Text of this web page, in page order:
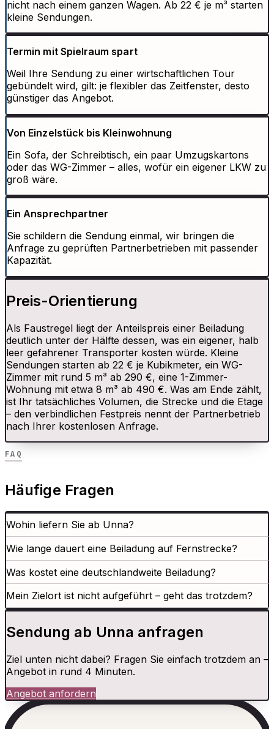
nicht nach einem ganzen Wagen. Ab 22 € je m³ starten
kleine Sendungen.
Termin mit Spielraum spart
Weil Ihre Sendung zu einer wirtschaftlichen Tour
gebündelt wird, gilt: je flexibler das Zeitfenster, desto
günstiger das Angebot.
Von Einzelstück bis Kleinwohnung
Ein Sofa, der Schreibtisch, ein paar Umzugskartons
oder das WG-Zimmer – alles, wofür ein eigener LKW zu
groß wäre.
Ein Ansprechpartner
Sie schildern die Sendung einmal, wir bringen die
Anfrage zu geprüften Partnerbetrieben mit passender
Kapazität.
Preis-Orientierung
Als Faustregel liegt der Anteilspreis einer Beiladung
deutlich unter der Hälfte dessen, was ein eigener, halb
leer gefahrener Transporter kosten würde. Kleine
Sendungen starten ab 22 € je Kubikmeter, ein WG-
Zimmer mit rund 5 m³ ab 290 €, eine 1-Zimmer-
Wohnung mit etwa 8 m³ ab 490 €. Was am Ende zählt,
ist Ihr tatsächliches Volumen, die Strecke und die Etage
– den verbindlichen Festpreis nennt der Partnerbetrieb
nach Ihrer kostenlosen Anfrage.
FAQ
Häufige Fragen
Wohin liefern Sie ab Unna?
Wie lange dauert eine Beiladung auf Fernstrecke?
Was kostet eine deutschlandweite Beiladung?
Mein Zielort ist nicht aufgeführt – geht das trotzdem?
Sendung ab Unna anfragen
Ziel unten nicht dabei? Fragen Sie einfach trotzdem an –
Angebot in rund 4 Minuten.
Angebot anfordern